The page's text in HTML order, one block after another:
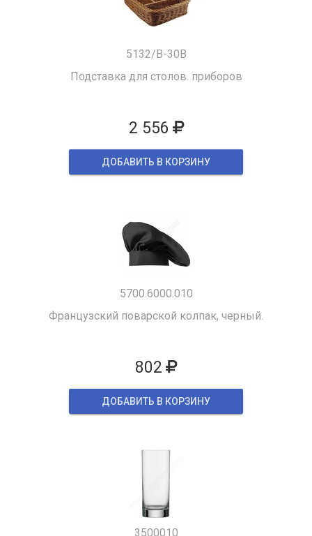
5132/B-30B
Подставка для столов. приборов
2 556
ДОБАВИТЬ В КОРЗИНУ
5700.6000.010
Французский поварской колпак, черный.
802
ДОБАВИТЬ В КОРЗИНУ
3500010